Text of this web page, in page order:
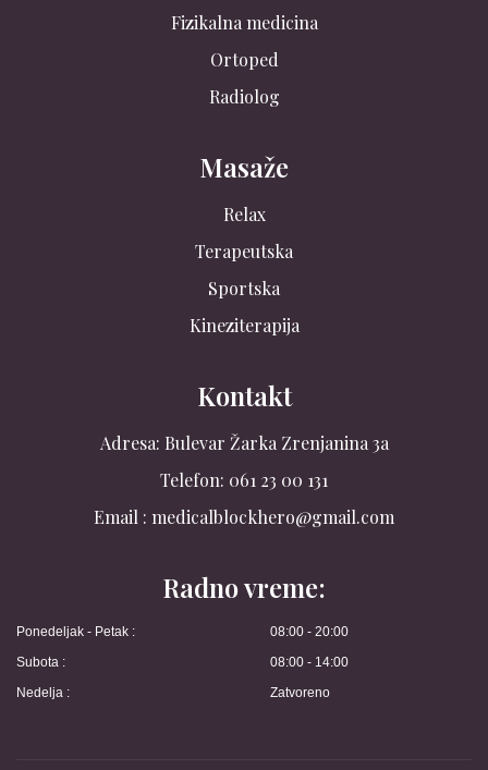
Fizikalna medicina
Ortoped
Radiolog
Masaže
Relax
Terapeutska
Sportska
Kineziterapija
Kontakt
Adresa: Bulevar Žarka Zrenjanina 3a
Telefon: 061 23 00 131
Email : medicalblockhero@gmail.com
Radno vreme:
Ponedeljak - Petak :
Subota :
Nedelja :
08:00 - 20:00
08:00 - 14:00
Zatvoreno